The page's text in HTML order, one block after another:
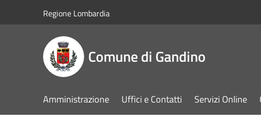
Regione Lombardia
Comune di Gandino
Amministrazione Uffici e Contatti Servizi Online